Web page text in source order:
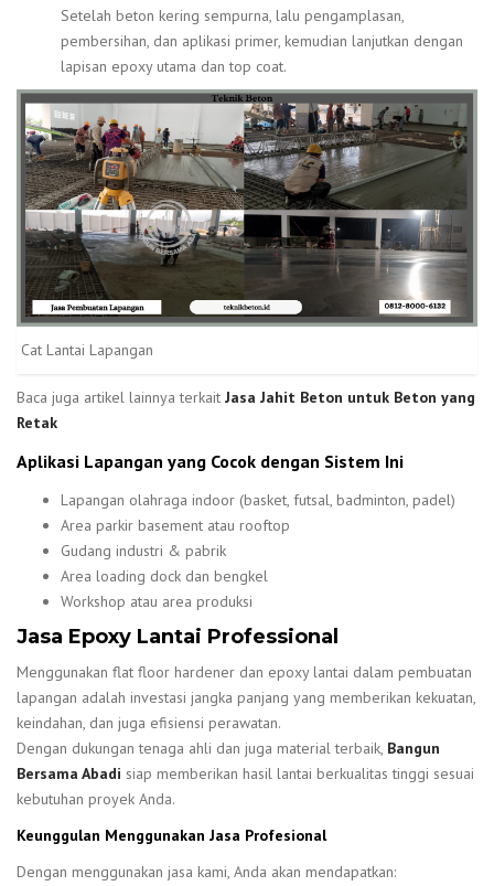
Setelah beton kering sempurna, lalu pengamplasan,
pembersihan, dan aplikasi primer, kemudian lanjutkan dengan
lapisan epoxy utama dan top coat.
Cat Lantai Lapangan
Baca juga artikel lainnya terkait Jasa Jahit Beton untuk Beton yang
Retak
Aplikasi Lapangan yang Cocok dengan Sistem Ini
Lapangan olahraga indoor (basket, futsal, badminton, padel)
Area parkir basement atau rooftop
Gudang industri & pabrik
Area loading dock dan bengkel
Workshop atau area produksi
Jasa Epoxy Lantai Professional
Menggunakan flat floor hardener dan epoxy lantai dalam pembuatan
lapangan adalah investasi jangka panjang yang memberikan kekuatan,
keindahan, dan juga efisiensi perawatan.
Dengan dukungan tenaga ahli dan juga material terbaik, Bangun
Bersama Abadi siap memberikan hasil lantai berkualitas tinggi sesuai
kebutuhan proyek Anda.
Keunggulan Menggunakan Jasa Profesional
Dengan menggunakan jasa kami, Anda akan mendapatkan: